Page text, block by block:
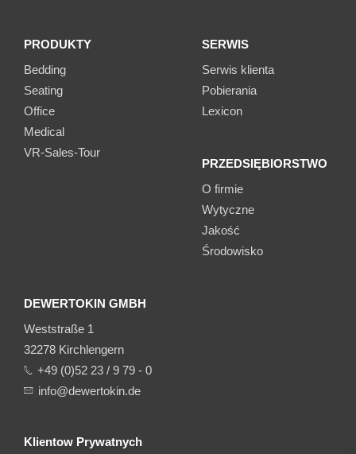
PRODUKTY
Bedding
Seating
Office
Medical
VR-Sales-Tour
SERWIS
Serwis klienta
Pobierania
Lexicon
PRZEDSIĘBIORSTWO
O firmie
Wytyczne
Jakość
Środowisko
DEWERTOKIN GMBH
Weststraße 1
32278 Kirchlengern
+49 (0)52 23 / 9 79 - 0
info@dewertokin.de
Klientow Prywatnych